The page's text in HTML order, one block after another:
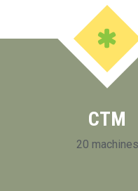
CTM
20 machines